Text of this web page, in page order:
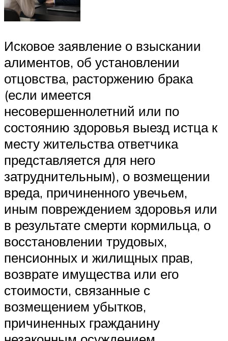
Исковое заявление о взыскании
алиментов, об установлении
отцовства, расторжению брака
(если имеется
несовершеннолетний или по
состоянию здоровья выезд истца к
месту жительства ответчика
представляется для него
затруднительным), о возмещении
вреда, причиненного увечьем,
иным повреждением здоровья или
в результате смерти кормильца, о
восстановлении трудовых,
пенсионных и жилищных прав,
возврате имущества или его
стоимости, связанные с
возмещением убытков,
причиненных гражданину